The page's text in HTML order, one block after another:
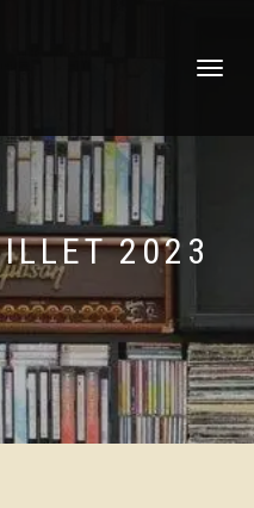
DÉPLIER
2023